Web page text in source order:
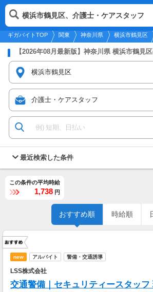
2026年8月7日更新
関東
ギガバイトTOP 関東 神奈川県 横浜市鶴見区
横浜市鶴見区、介護士・ケアスタッフ
【2026年08月最新版】神奈川県 横浜市鶴見区の介護士・ケアスタッフのバイト・ア
横浜市鶴見区
介護士・ケアスタッフ
最近検索した条件
この条件の平均時給
1,738 円
おすすめ順 時給順
new アルバイト 警備・交通誘導
LSS株式会社
交通警備｜セキュリティースタッ